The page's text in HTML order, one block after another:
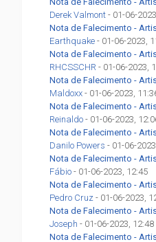
Derek Valmont - 01-06-
Nota de Falecimento -
Earthquake - 01-06-2023,
Nota de Falecimento -
RHCSSCHR - 01-06-2023,
Nota de Falecimento -
Maldoxx - 01-06-2023,
Nota de Falecimento -
Reinaldo - 01-06-2023,
Nota de Falecimento -
Danilo Powers - 01-06-
Nota de Falecimento -
Fábio - 01-06-2023, 12:45
Nota de Falecimento -
Pedro Cruz - 01-06-2023,
Nota de Falecimento -
Joseph - 01-06-2023, 12:48
Nota de Falecimento -